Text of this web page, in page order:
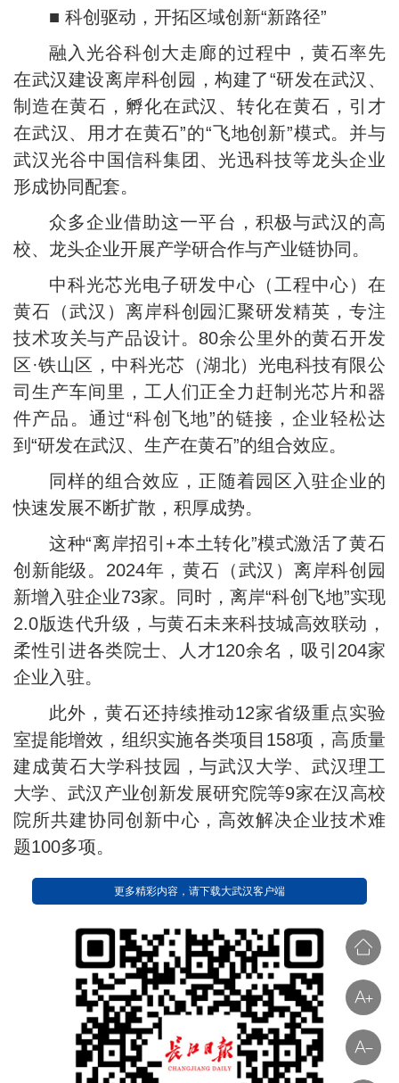
■ 科创驱动，开拓区域创新“新路径”
融入光谷科创大走廊的过程中，黄石率先
在武汉建设离岸科创园，构建了“研发在武汉、
制造在黄石，孵化在武汉、转化在黄石，引才
在武汉、用才在黄石”的“飞地创新”模式。并与
武汉光谷中国信科集团、光迅科技等龙头企业
形成协同配套。
众多企业借助这一平台，积极与武汉的高
校、龙头企业开展产学研合作与产业链协同。
中科光芯光电子研发中心（工程中心）在
黄石（武汉）离岸科创园汇聚研发精英，专注
技术攻关与产品设计。80余公里外的黄石开发
区·铁山区，中科光芯（湖北）光电科技有限公
司生产车间里，工人们正全力赶制光芯片和器
件产品。通过“科创飞地”的链接，企业轻松达
到“研发在武汉、生产在黄石”的组合效应。
同样的组合效应，正随着园区入驻企业的
快速发展不断扩散，积厚成势。
这种“离岸招引+本土转化”模式激活了黄石
创新能级。2024年，黄石（武汉）离岸科创园
新增入驻企业73家。同时，离岸“科创飞地”实现
2.0版迭代升级，与黄石未来科技城高效联动，
柔性引进各类院士、人才120余名，吸引204家
企业入驻。
此外，黄石还持续推动12家省级重点实验
室提能增效，组织实施各类项目158项，高质量
建成黄石大学科技园，与武汉大学、武汉理工
大学、武汉产业创新发展研究院等9家在汉高校
院所共建协同创新中心，高效解决企业技术难
题100多项。
更多精彩内容，请下载大武汉客户端